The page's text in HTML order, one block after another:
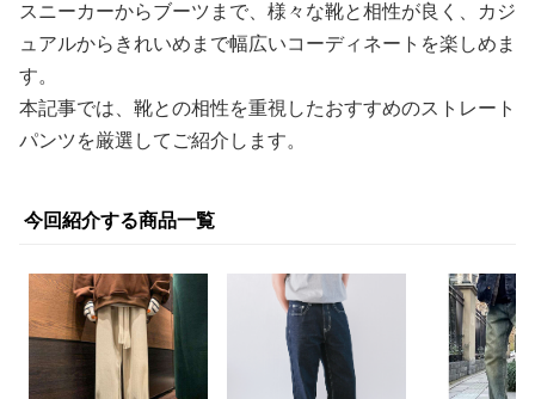
スニーカーからブーツまで、様々な靴と相性が良く、カジ
ュアルからきれいめまで幅広いコーディネートを楽しめま
す。
本記事では、靴との相性を重視したおすすめのストレート
パンツを厳選してご紹介します。
今回紹介する商品一覧